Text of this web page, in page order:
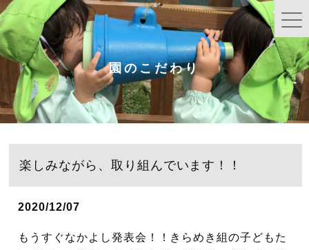
園のこだわり
楽しみながら、取り組んでいます！！
2020/12/07
もうすぐなかよし発表会！！きらめき組の子どもた